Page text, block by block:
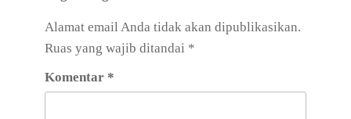
Alamat email Anda tidak akan dipublikasikan.
Ruas yang wajib ditandai *
Komentar *